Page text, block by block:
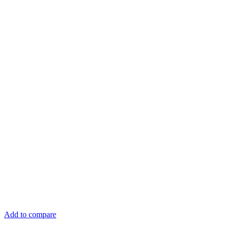
Add to compare